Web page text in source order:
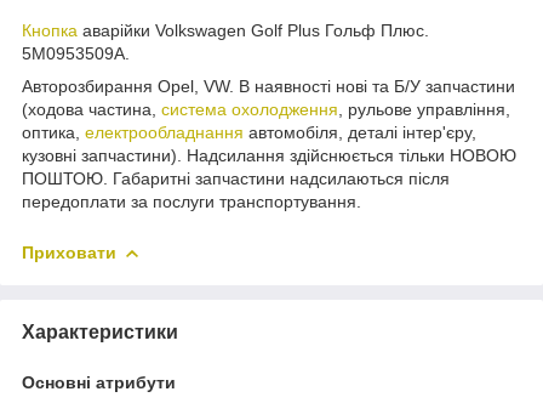
Кнопка аварійки Volkswagen Golf Plus Гольф Плюс.
5M0953509A.
Авторозбирання Opel, VW. В наявності нові та Б/У запчастини
(ходова частина, система охолодження , рульове управління,
оптика, електрообладнання автомобіля, деталі інтер'єру,
кузовні запчастини). Надсилання здійснюється тільки НОВОЮ
ПОШТОЮ. Габаритні запчастини надсилаються після
передоплати за послуги транспортування.
Приховати
Характеристики
Основні атрибути